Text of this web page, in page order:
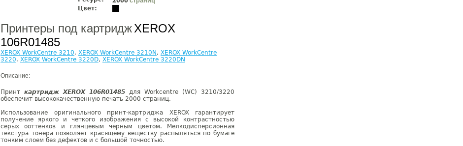
Цвет:
Принтеры под картриджXEROX
106R01485
XEROX WorkCentre 3210, XEROX WorkCentre 3210N , XEROX WorkCentre
3220, XEROX WorkCentre 3220D, XEROX WorkCentre 3220DN
Описание:
Принт картридж XEROX 106R01485 для Workсentre (WC) 3210/3220
обеспечит высококачественную печать 2000 страниц.
Использование оригинального принт-картриджа XEROX гарантирует
получение яркого и четкого изображения с высокой контрастностью
серых ооттенков и глянцевым черным цветом. Мелкодисперсионная
текстура тонера позволяет красящему веществу распыляться по бумаге
тонким слоем без дефектов и с большой точностью.